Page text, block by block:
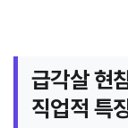
급각살 현
직업적 특